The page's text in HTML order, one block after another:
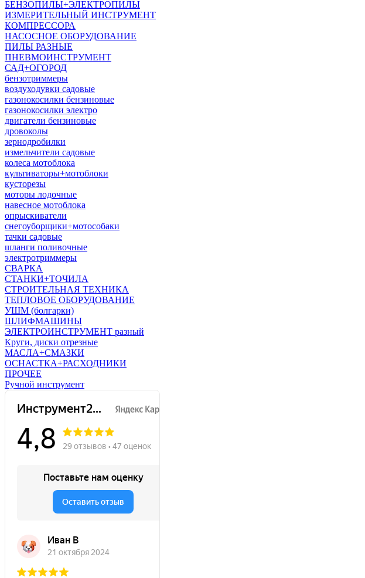
БЕНЗОПИЛЫ+ЭЛЕКТРОПИЛЫ
ИЗМЕРИТЕЛЬНЫЙ ИНСТРУМЕНТ
КОМПРЕССОРА
НАСОСНОЕ ОБОРУДОВАНИЕ
ПИЛЫ РАЗНЫЕ
ПНЕВМОИНСТРУМЕНТ
САД+ОГОРОД
бензотриммеры
воздуходувки садовые
газонокосилки бензиновые
газонокосилки электро
двигатели бензиновые
дровоколы
зернодробилки
измельчители садовые
колеса мотоблока
культиваторы+мотоблоки
кусторезы
моторы лодочные
навесное мотоблока
опрыскиватели
снегоуборщики+мотособаки
тачки садовые
шланги поливочные
электротриммеры
СВАРКА
СТАНКИ+ТОЧИЛА
СТРОИТЕЛЬНАЯ ТЕХНИКА
ТЕПЛОВОЕ ОБОРУДОВАНИЕ
УШМ (болгарки)
ШЛИФМАШИНЫ
ЭЛЕКТРОИНСТРУМЕНТ разный
Круги, диски отрезные
МАСЛА+СМАЗКИ
ОСНАСТКА+РАСХОДНИКИ
ПРОЧЕЕ
Ручной инструмент